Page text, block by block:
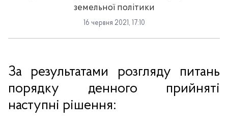
земельної політики
16 червня 2021, 17:10
За результатами розгляду питань
порядку денного прийняті
наступні рішення: